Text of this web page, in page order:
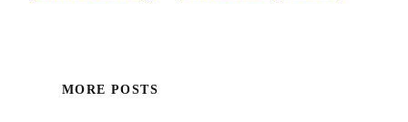
MORE POSTS